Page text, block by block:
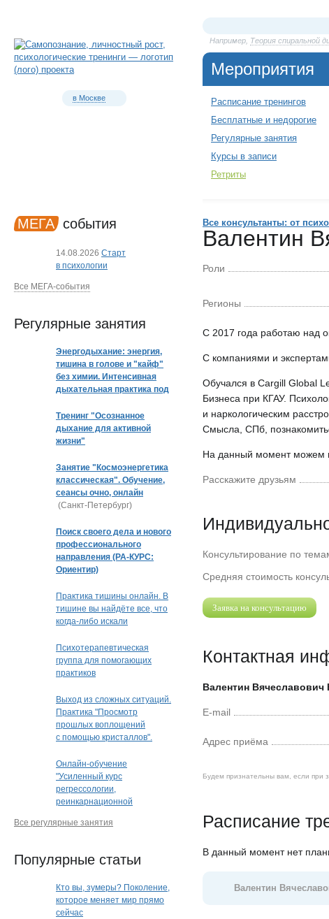
в Москве
Например, Теория спиральной
Мероприятия
Расписание тренингов
Бесплатные и недорогие
Регулярные занятия
Курсы в записи
Ретриты
Все консультанты: от
Валентин
Роли
Регионы
С 2017 года работаю над
С компаниями и
Обучался в Cargill Global
Бизнеса при КГАУ.
и наркологическим
Смысла, СПб,
На данный момент можем
Расскажите друзьям
Консультирование по
Средняя стоимость
Заявка на консультацию
Контактная
Валентин Вячеславович
E-mail
Адрес приёма
Будем признательны вам, если при
Расписание
В данный момент нет
Валентин
МЕГА события
14.08.2026 Старт
в психологии
Все МЕГА-события
Регулярные занятия
Энергодыхание: энергия,
тишина в голове и "кайф"
без химии. Интенсивная
дыхательная практика под
Тренинг "Осознанное
дыхание для активной
жизни"
Занятие "Космоэнергетика
классическая". Обучение,
сеансы очно, онлайн
(Санкт-Петербург)
Поиск своего дела и нового
профессионального
направления (РА-КУРС:
Ориентир)
Практика тишины онлайн. В
тишине вы найдёте все, что
когда-либо искали
Психотерапевтическая
группа для помогающих
практиков
Выход из сложных ситуаций.
Практика "Просмотр
прошлых воплощений
с помощью кристаллов".
(очно или дистанционно)
(Краснодар)
Онлайн-обучение
"Усиленный курс
регрессологии,
реинкарнационной
Все регулярные занятия
Популярные статьи
Кто вы, зумеры? Поколение,
которое меняет мир прямо
сейчас